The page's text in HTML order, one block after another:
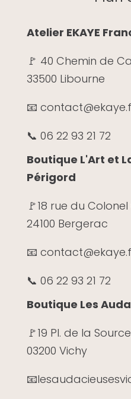
Atelier EKAYE
🚩 40 Chemin de
33500 Libourne
📧
📞 06 22 93 21 72
Boutique L'Art et
Périgord
🚩18 rue du
24100 Bergerac
📧
📞 06 22 93 21 72
Boutique Les
🚩19 Pl. de la
03200 Vichy
📧